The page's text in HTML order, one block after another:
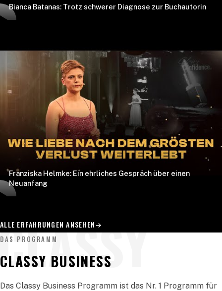
Bianca Batanas: Trotz schwerer Diagnose zur Buchautorin
Franziska Helmke: Ein ehrliches Gespräch über einen
Neuanfang
ALLE ERFAHRUNGEN ANSEHEN→
DAS PROGRAMM
CLASSY BUSINESS
Das Classy Business Programm ist das Nr. 1 Programm für